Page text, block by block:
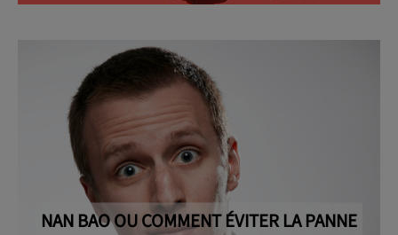
NAN BAO OU COMMENT ÉVITER LA PANNE